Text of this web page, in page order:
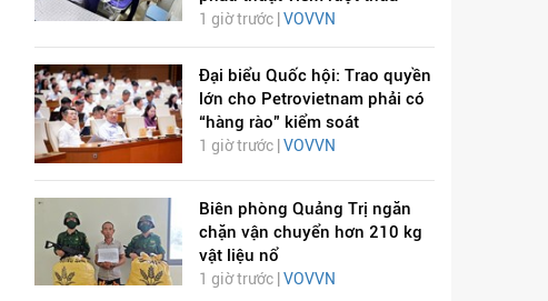
1 giờ trước | VOVVN
Đại biểu Quốc hội: Trao quyền
lớn cho Petrovietnam phải có
“hàng rào” kiểm soát
1 giờ trước | VOVVN
Biên phòng Quảng Trị ngăn
chặn vận chuyển hơn 210 kg
vật liệu nổ
1 giờ trước | VOVVN